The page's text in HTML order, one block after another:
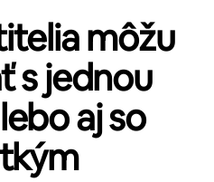
môžu
s jednou
aj so